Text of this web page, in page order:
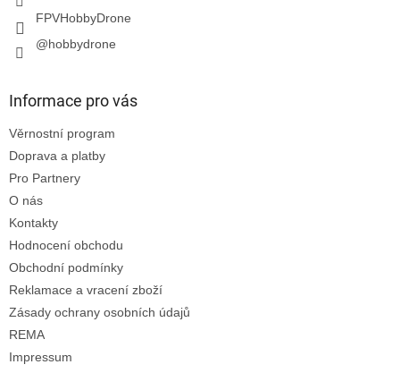
FPVHobbyDrone
@hobbydrone
Informace pro vás
Věrnostní program
Doprava a platby
Pro Partnery
O nás
Kontakty
Hodnocení obchodu
Obchodní podmínky
Reklamace a vracení zboží
Zásady ochrany osobních údajů
REMA
Impressum